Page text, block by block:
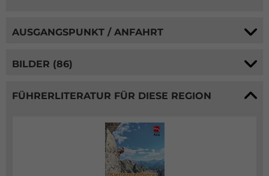
AUSGANGSPUNKT / ANFAHRT
BILDER (86)
FÜHRERLITERATUR FÜR DIESE REGION